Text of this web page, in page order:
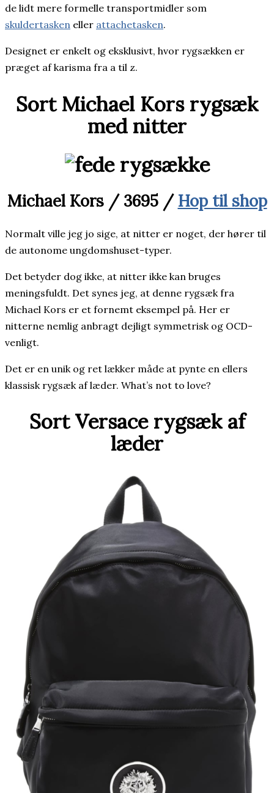
de lidt mere formelle transportmidler som
skuldertasken eller attachetasken.
Designet er enkelt og eksklusivt, hvor rygsækken er
præget af karisma fra a til z.
Sort Michael Kors rygsæk
med nitter
Michael Kors / 3695 / Hop til shop
Normalt ville jeg jo sige, at nitter er noget, der hører til
de autonome ungdomshuset-typer.
Det betyder dog ikke, at nitter ikke kan bruges
meningsfuldt. Det synes jeg, at denne rygsæk fra
Michael Kors er et fornemt eksempel på. Her er
nitterne nemlig anbragt dejligt symmetrisk og OCD-
venligt.
Det er en unik og ret lækker måde at pynte en ellers
klassisk rygsæk af læder. What’s not to love?
Sort Versace rygsæk af
læder